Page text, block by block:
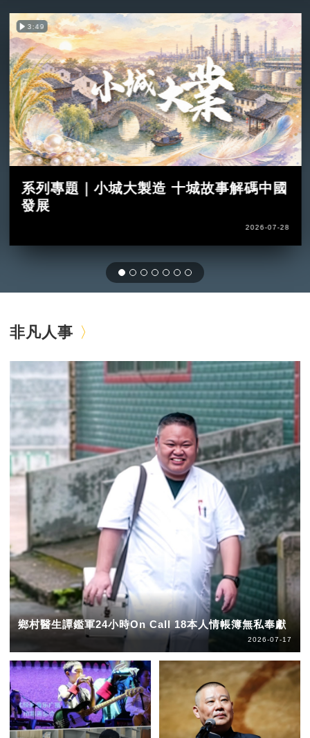
3:49
系列專題｜小城大製造 十城故事解碼中國
發展
2026-07-28
非凡人事
鄉村醫生譚鑑軍24小時On Call 18本人情帳簿無私奉獻
2026-07-17